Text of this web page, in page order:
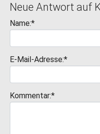
Neue Antwort auf
Name:*
E-Mail-Adresse:*
Kommentar:*